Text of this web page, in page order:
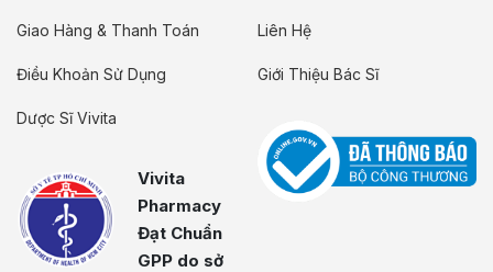
Giao Hàng & Thanh Toán
Điều Khoản Sử Dụng
Dược Sĩ Vivita
Vivita
Pharmacy
Đạt Chuẩn
GPP do sở
Liên Hệ
Giới Thiệu Bác Sĩ